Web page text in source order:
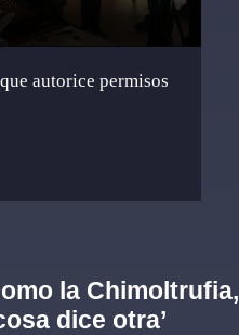
autorice permisos
la Chimoltrufia,
dice otra’